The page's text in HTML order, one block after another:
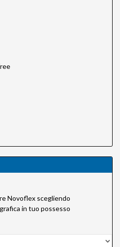
Novoflex scegliendo
in tuo possesso